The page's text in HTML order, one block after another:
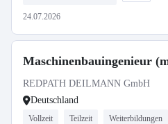
24.07.2026
Maschinenbauingenieur
REDPATH DEILMANN GmbH
Deutschland
Vollzeit Teilzeit Weiterbildungen